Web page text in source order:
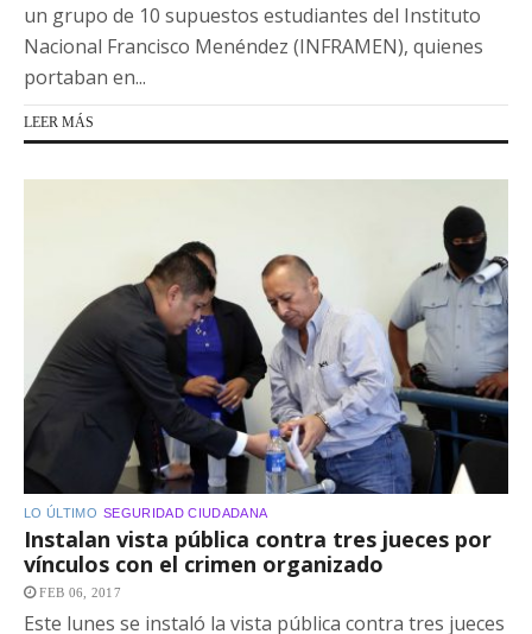
un grupo de 10 supuestos estudiantes del Instituto
Nacional Francisco Menéndez (INFRAMEN), quienes
portaban en...
LEER MÁS
LO ÚLTIMO SEGURIDAD CIUDADANA
Instalan vista pública contra tres jueces por
vínculos con el crimen organizado
FEB 06, 2017
Este lunes se instaló la vista pública contra tres jueces